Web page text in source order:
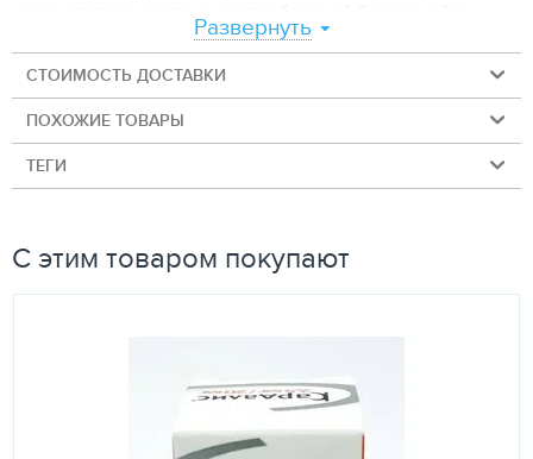
лёгким специфическим запахом. Производитель —
«Farma PET GIGI» (Латвия).
Как действует
Действующее вещество пимобендан — производное
бензимидазола из группы нестероидных
кардиотонических средств. Усиливает сократимость
действие, что облегчает работу сердца.
Показания
физических нагрузок, асцит.
Развернуть
СТОИМОСТЬ ДОСТАВКИ
ПОХОЖИЕ ТОВАРЫ
ТЕГИ
С этим товаром покупают